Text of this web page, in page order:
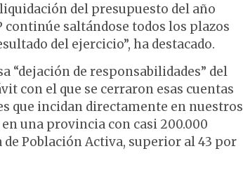
del presupuesto del año
continúe saltándose todos los plazos
del ejercicio”, ha destacado.
“dejación de responsabilidades” del
con el que se cerraron esas cuentas
que incidan directamente en nuestros
una provincia con casi 200.000
Población Activa, superior al 43 por